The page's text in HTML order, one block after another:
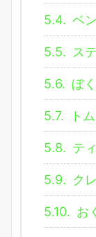
5.4. ベ
5.5. ス
5.6. ぼ
5.7. ト
5.8. テ
5.9. ク
5.10. お